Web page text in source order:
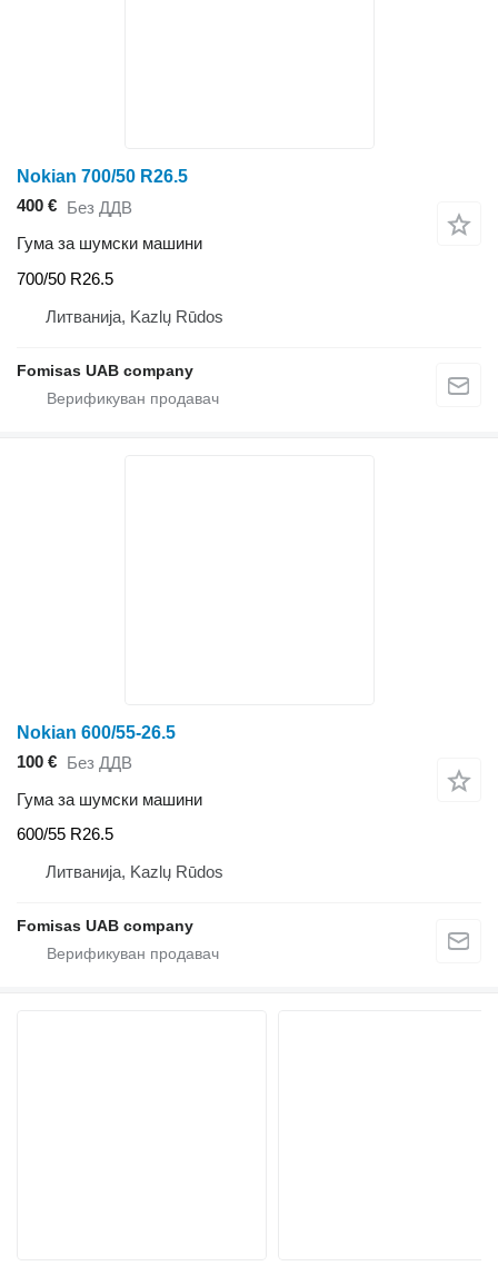
Nokian 700/50 R26.5
400 € Без ДДВ
Гума за шумски машини
700/50 R26.5
Литванија, Kazlų Rūdos
Fomisas UAB company
Nokian 600/55-26.5
100 € Без ДДВ
Гума за шумски машини
600/55 R26.5
Литванија, Kazlų Rūdos
Fomisas UAB company